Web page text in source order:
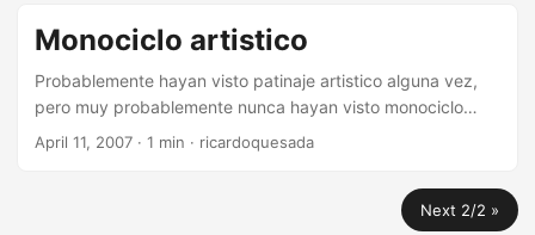
Monociclo artistico
Probablemente hayan visto patinaje artistico alguna vez,
pero muy probablemente nunca hayan visto monociclo
artistico. Simplemente increible.
April 11, 2007 · 1 min · ricardoquesada
Next 2/2 »